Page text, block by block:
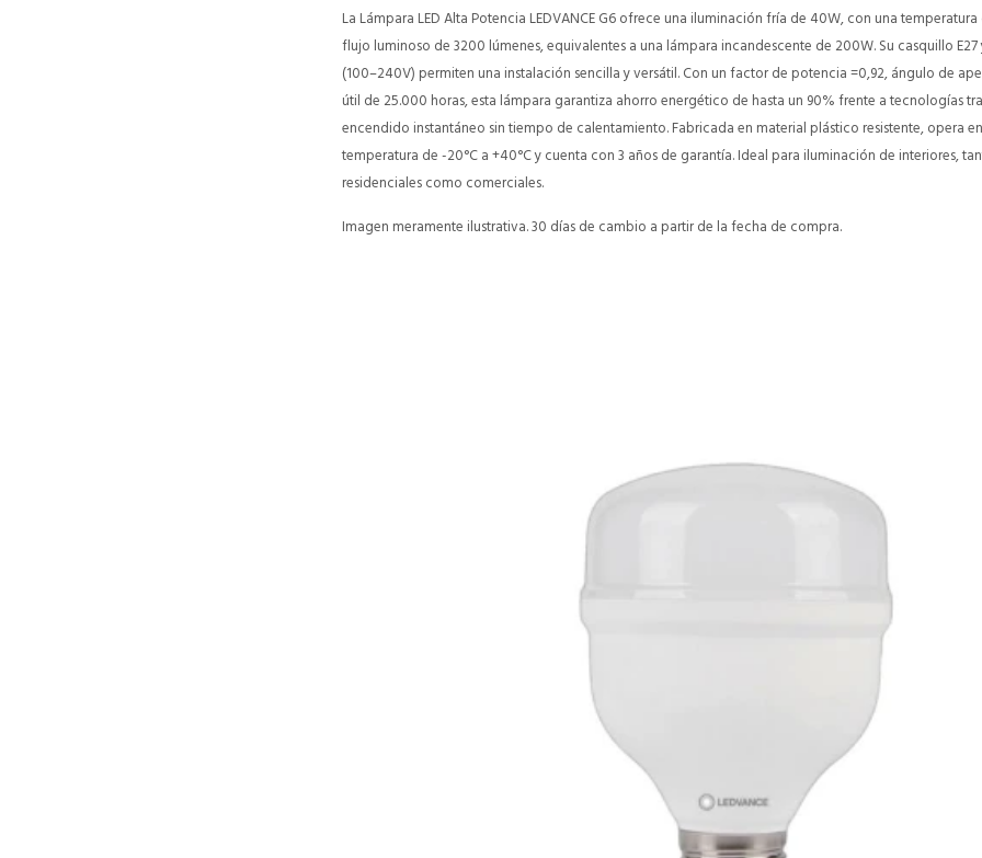
La Lámpara LED Alta Potencia LEDVANCE G6 ofrece una iluminación fría de 40W, con una
flujo luminoso de 3200 lúmenes, equivalentes a una lámpara incandescente de 200W. Su casquillo
(100–240V) permiten una instalación sencilla y versátil. Con un factor de potencia =0,92, ángulo de
útil de 25.000 horas, esta lámpara garantiza ahorro energético de hasta un 90% frente a tecnologías
encendido instantáneo sin tiempo de calentamiento. Fabricada en material plástico resistente, opera
temperatura de -20°C a +40°C y cuenta con 3 años de garantía. Ideal para iluminación de interiores,
residenciales como comerciales.
Imagen meramente ilustrativa. 30 días de cambio a partir de la fecha de compra.